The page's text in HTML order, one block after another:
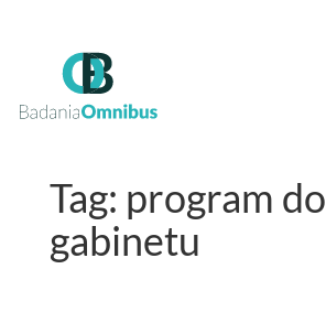
Tag: program do
gabinetu